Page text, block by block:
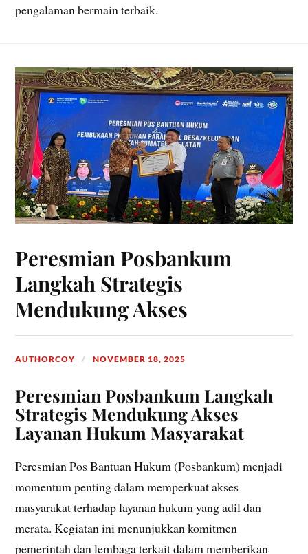
pengalaman bermain terbaik.
Peresmian Posbankum
Langkah Strategis
Mendukung Akses
AUTHORCOY NOVEMBER 18, 2025
Peresmian Posbankum Langkah
Strategis Mendukung Akses
Layanan Hukum Masyarakat
Peresmian Pos Bantuan Hukum (Posbankum) menjadi
momentum penting dalam memperkuat akses
masyarakat terhadap layanan hukum yang adil dan
merata. Kegiatan ini menunjukkan komitmen
pemerintah dan lembaga terkait dalam memberikan